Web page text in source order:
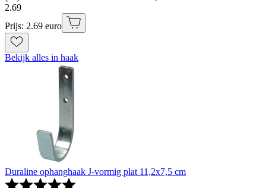
2.69
Prijs: 2.69 euro
Bekijk alles in haak
Duraline ophanghaak J-vormig plat 11,2x7,5 cm